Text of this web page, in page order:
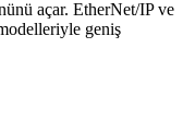
açar. EtherNet/IP ve
geniş